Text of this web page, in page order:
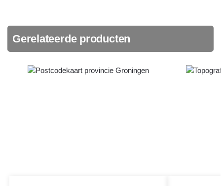
Gerelateerde producten